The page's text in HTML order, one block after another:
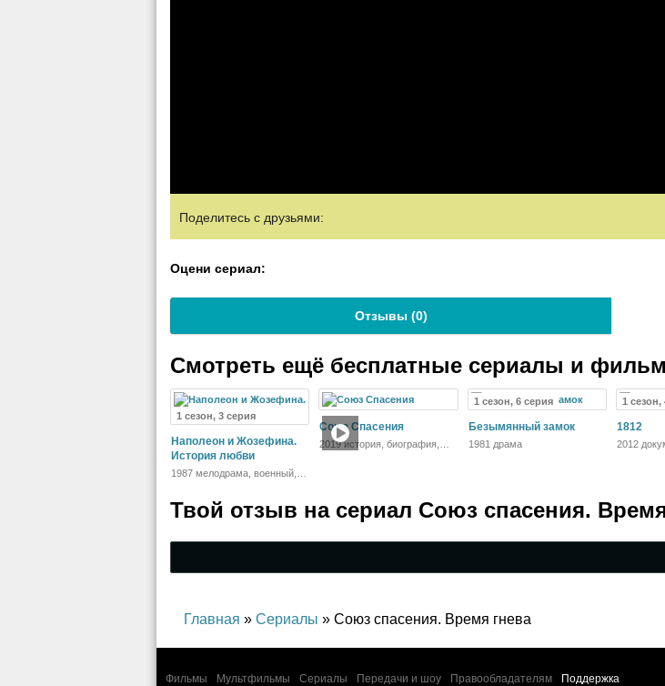
Поделитесь с друзьями:
Оцени сериал:
Отзывы (0)
Смотреть ещё бесплатные сериалы и
1 сезон, 3 серия
Наполеон и Жозефина.
История любви
1987 мелодрама, военный,
Союз Спасения
2019 история, биография,
1 сезон, 6 серия
Безымянный замок
1981 драма
1 сезон,
1812
2012
Твой отзыв на сериал Союз спасения.
Главная » Сериалы » Союз спасения. Время гнева
Фильмы Мультфильмы Сериалы Передачи и шоу Правообладателям Поддержка